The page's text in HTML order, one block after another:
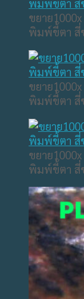
ขยาย
พิมพ์ขี้ตา สี่
ขยาย
พิมพ์ขี้ตา สี่
ขยาย
พิมพ์ขี้ตา สี่